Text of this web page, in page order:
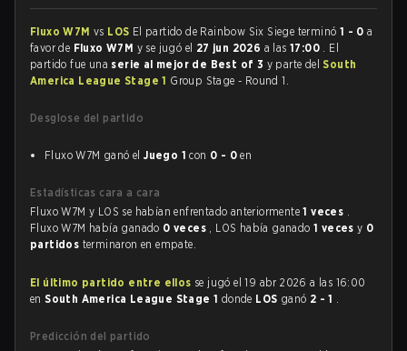
Fluxo W7M vs LOS El partido de Rainbow Six Siege terminó 1 - 0 a
favor de Fluxo W7M y se jugó el 27 jun 2026 a las17:00 . El
partido fue una serie al mejor de Best of 3 y parte del South
America League Stage 1 Group Stage - Round 1.
Desglose del partido
Fluxo W7M ganó elJuego 1 con 0 - 0 en
Estadísticas cara a cara
Fluxo W7M y LOS se habían enfrentado anteriormente1 veces .
Fluxo W7M había ganado 0 veces , LOS había ganado1 vecesy 0
partidos terminaron en empate.
El último partido entre ellos se jugó el 19 abr 2026 a las 16:00
enSouth America League Stage 1 donde LOS ganó 2 - 1 .
Predicción del partido